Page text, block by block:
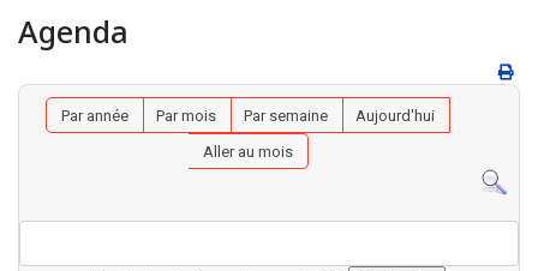
Agenda
Par année Par mois Par semaine
Aujourd'hui
Aller au mois